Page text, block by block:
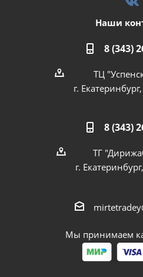
Наши
8 (343)
ТЦ
г.
8 (343)
ТГ
г.
Мы принимаем